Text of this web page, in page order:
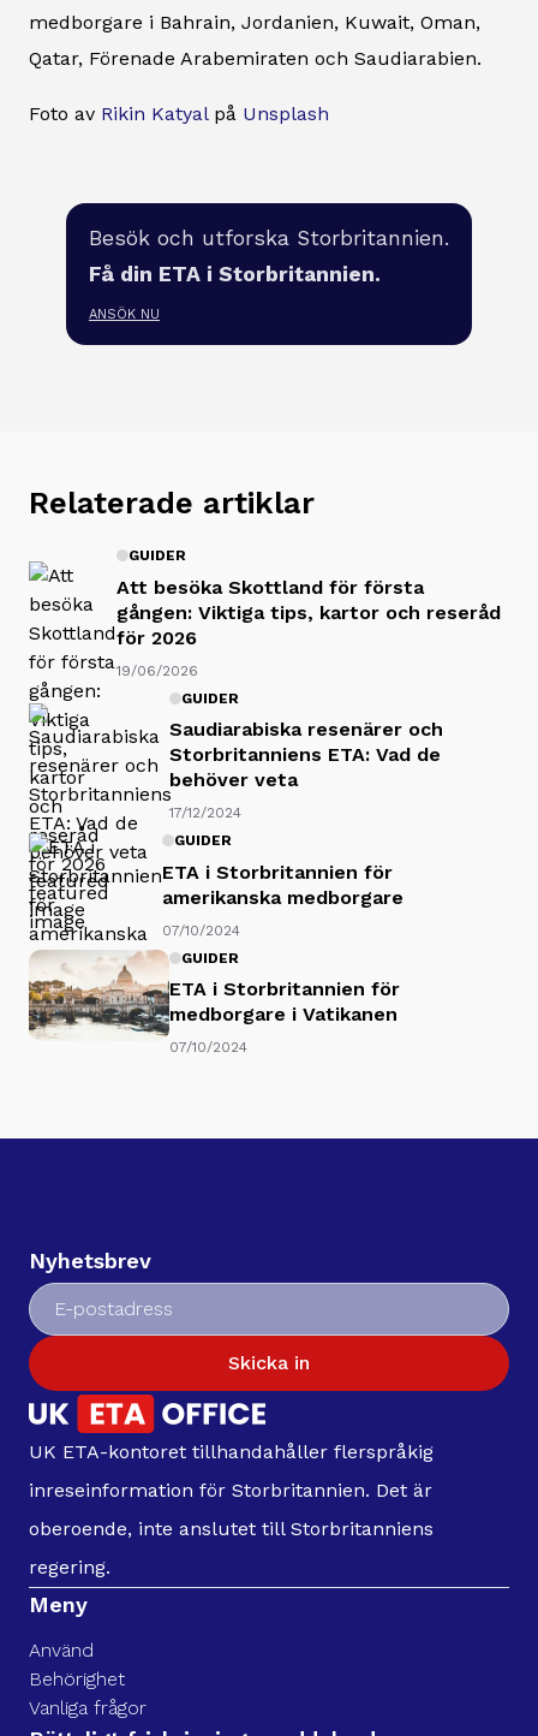
medborgare i Bahrain, Jordanien, Kuwait, Oman,
Qatar, Förenade Arabemiraten och Saudiarabien.
Foto av Rikin Katyalpå Unsplash
Besök och utforska Storbritannien.
Få din ETA i Storbritannien.
ANSÖK NU
Relaterade artiklar
GUIDER
Att besöka Skottland för första
gången: Viktiga tips, kartor och reseråd
för 2026
19/06/2026
GUIDER
Saudiarabiska resenärer och
Storbritanniens ETA: Vad de
behöver veta
17/12/2024
GUIDER
ETA i Storbritannien för
amerikanska medborgare
07/10/2024
GUIDER
ETA i Storbritannien för
medborgare i Vatikanen
07/10/2024
Nyhetsbrev
Skicka in
UK ETA-kontoret tillhandahåller flerspråkig
inreseinformation för Storbritannien. Det är
oberoende, inte anslutet till Storbritanniens
regering.
Meny
Använd
Behörighet
Vanliga frågor